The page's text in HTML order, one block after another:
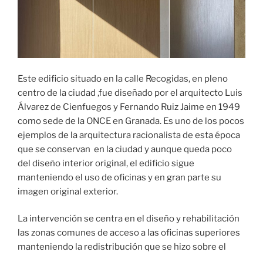
Este edificio situado en la calle Recogidas, en pleno
centro de la ciudad ,fue diseñado por el arquitecto Luis
Álvarez de Cienfuegos y Fernando Ruiz Jaime en 1949
como sede de la ONCE en Granada. Es uno de los pocos
ejemplos de la arquitectura racionalista de esta época
que se conservan en la ciudad y aunque queda poco
del diseño interior original, el edificio sigue
manteniendo el uso de oficinas y en gran parte su
imagen original exterior.
La intervención se centra en el diseño y rehabilitación
las zonas comunes de acceso a las oficinas superiores
manteniendo la redistribución que se hizo sobre el